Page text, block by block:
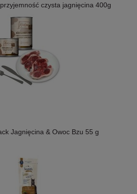
czysta jagnięcina 400g
Jagnięcina & Owoc Bzu 55 g